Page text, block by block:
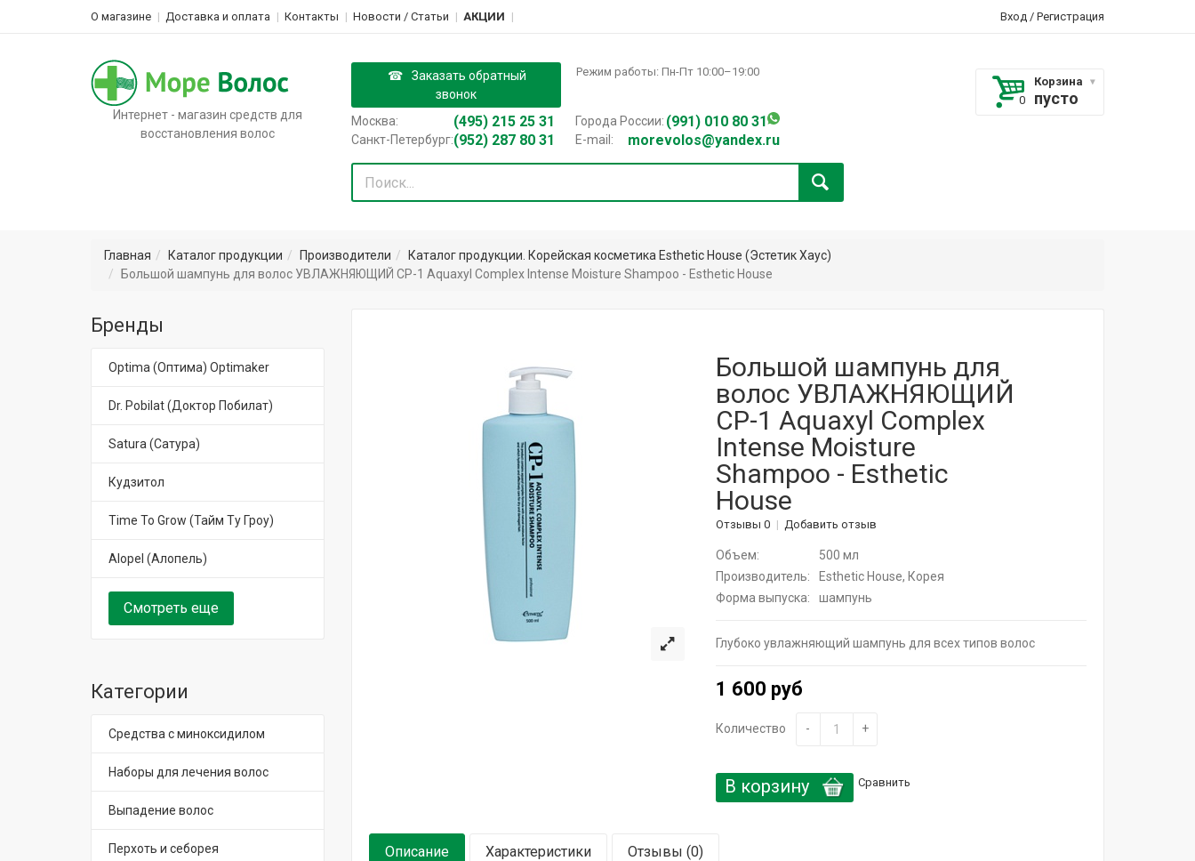
О магазине Доставка и оплата Контакты Новости / Cтатьи АКЦИИ Вход / Регистрация
Интернет - магазин средств для
восстановления волос
Заказать обратный
звонок
Режим работы: Пн-Пт 10:00–19:00
Москва: (495) 215 25 31
Санкт-Петербург:(952) 287 80 31
Города России: (991) 010 80 31
E-mail: morevolos@yandex.ru
Корзина
пусто
Главная Каталог продукции Производители
Каталог продукции. Корейская косметика Esthetic House (Эстетик Хаус)
Большой шампунь для волос УВЛАЖНЯЮЩИЙ CP-1 Aquaxyl Complex Intense Moisture Shampoo - Esthetic House
Бренды
Optima (Оптима) Optimaker
Dr. Pobilat (Доктор Побилат)
Satura (Сатура)
Кудзитол
Time To Grow (Тайм Ту Гроу)
Alopel (Алопель)
Смотреть еще
Категории
Средства с миноксидилом
Наборы для лечения волос
Выпадение волос
Перхоть и себорея
Большой шампунь для
волос УВЛАЖНЯЮЩИЙ
CP-1 Aquaxyl Complex
Intense Moisture
Shampoo - Esthetic
House
Отзывы 0 Добавить отзыв
Объем:
500 мл
Производитель:
Esthetic House, Корея
Форма выпуска:
шампунь
Глубоко увлажняющий шампунь для всех типов волос
1 600 руб
Количество - +
В корзину Сравнить
Описание Характеристики Отзывы (0)